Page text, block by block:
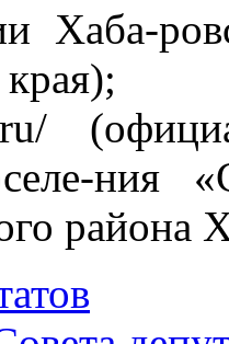
Хаба-
ния
района